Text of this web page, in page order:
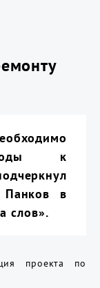
к
Панков в
слов».